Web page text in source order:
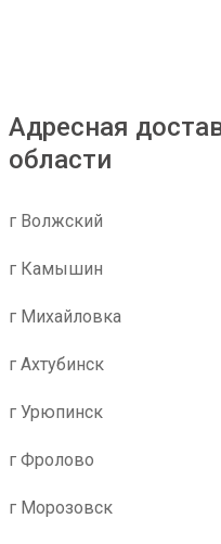
Адресная
области
г Волжский
г Камышин
г Михайловка
г Ахтубинск
г Урюпинск
г Фролово
г Морозовск